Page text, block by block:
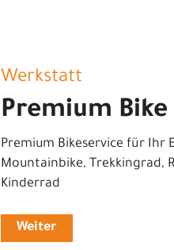
Werkstatt
Premium
Premium Bikeservice für Ihr
Mountainbike, Trekkingrad,
Kinderrad
Weiter